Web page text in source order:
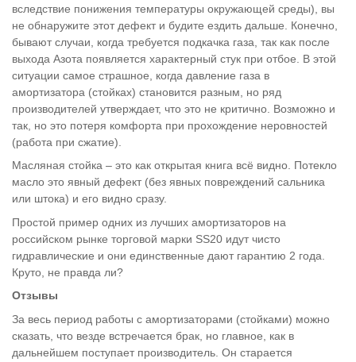
вследствие понижения температуры окружающей среды), вы
не обнаружите этот дефект и будите ездить дальше. Конечно,
бывают случаи, когда требуется подкачка газа, так как после
выхода Азота появляется характерный стук при отбое. В этой
ситуации самое страшное, когда давление газа в
амортизатора (стойках) становится разным, но ряд
производителей утверждает, что это не критично. Возможно и
так, но это потеря комфорта при прохождение неровностей
(работа при сжатие).
Масляная стойка – это как открытая книга всё видно. Потекло
масло это явный дефект (без явных повреждений сальника
или штока) и его видно сразу.
Простой пример одних из лучших амортизаторов на
российском рынке торговой марки SS20 идут чисто
гидравлические и они единственные дают гарантию 2 года.
Круто, не правда ли?
Отзывы
За весь период работы с амортизаторами (стойками) можно
сказать, что везде встречается брак, но главное, как в
дальнейшем поступает производитель. Он старается